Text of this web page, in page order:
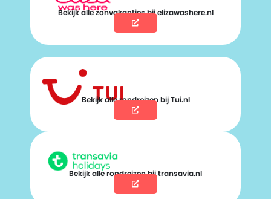
Bekijk alle zonvakanties bij elizawashere.nl
Bekijk alle rondreizen bij Tui.nl
Bekijk alle rondreizen bij transavia.nl